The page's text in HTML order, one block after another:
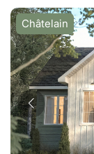
Châtelain